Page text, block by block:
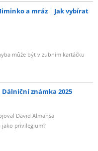
a mráz
Jak vybírat
může být v zubním kartáčku
Dálniční známka 2025
David Almansa
jako privilegium?